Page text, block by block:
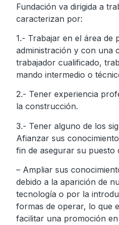
Fundación va dirigida a
caracterizan por:
1.- Trabajar en el área de
administración y con una
trabajador cualificado,
mando intermedio o
2.- Tener experiencia
la construcción.
3.- Tener alguno de los
Afianzar sus
fin de asegurar su puesto
– Ampliar sus
debido a la aparición de
tecnología o por la
formas de operar, lo que
facilitar una promoción